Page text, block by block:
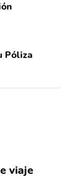
Póliza
viaje